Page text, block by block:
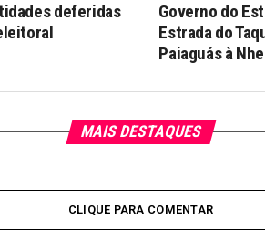
Governo do
Estrada do
Paiaguás à
deferidas
MAIS DESTAQUES
CLIQUE PARA COMENTAR